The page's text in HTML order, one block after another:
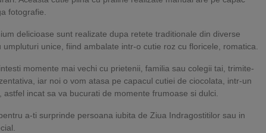
fotografie.
delicioase sunt realizate dupa retete traditionale din diverse
unice, fiind ambalate intr-o cutie roz cu floricele, romatica.
momente mai vechi cu prietenii, familia sau colegii tai, trimite-
iar noi o vom atasa pe capacul cutiei de ciocolata, intr-un
astfel incat sa va bucurati de momente frumoase si dulci.
a-ti surprinde persoana iubita de Ziua Indragostitilor sau in